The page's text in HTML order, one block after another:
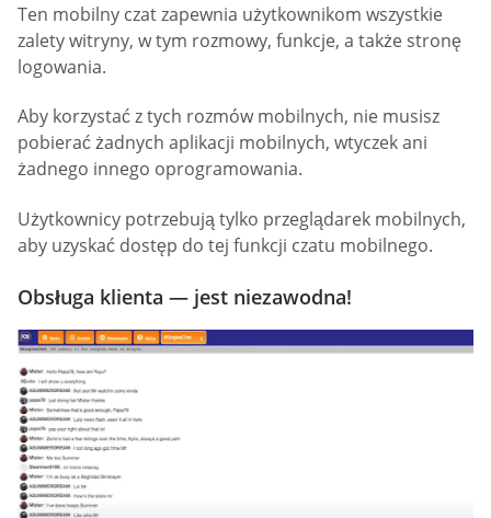
Ten mobilny czat zapewnia użytkownikom wszystkie
zalety witryny, w tym rozmowy, funkcje, a także stronę
logowania.
Aby korzystać z tych rozmów mobilnych, nie musisz
pobierać żadnych aplikacji mobilnych, wtyczek ani
żadnego innego oprogramowania.
Użytkownicy potrzebują tylko przeglądarek mobilnych,
aby uzyskać dostęp do tej funkcji czatu mobilnego.
Obsługa klienta — jest niezawodna!